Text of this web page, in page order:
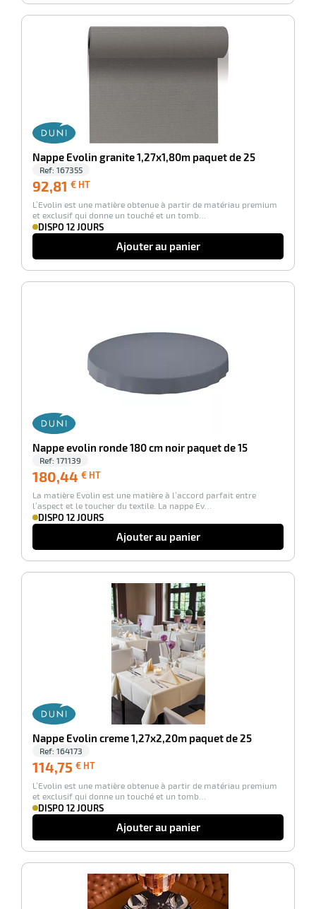
Nappe Evolin granite 1,27x1,80m paquet de 25
Ref: 167355
92,81 € HT
HT
L’Evolin est une matière obtenue à partir de matériau premium
et exclusif qui donne un touché et un tomb…
DISPO 12 JOURS
Ajouter au panier
Nappe evolin ronde 180 cm noir paquet de 15
Ref: 171139
180,44 € HT
HT
La matière Evolin est une matière à l’accord parfait entre
l’aspect et le toucher du textile. La nappe Ev…
DISPO 12 JOURS
Ajouter au panier
Nappe Evolin creme 1,27x2,20m paquet de 25
Ref: 164173
114,75 € HT
HT
L’Evolin est une matière obtenue à partir de matériau premium
et exclusif qui donne un touché et un tomb…
DISPO 12 JOURS
Ajouter au panier